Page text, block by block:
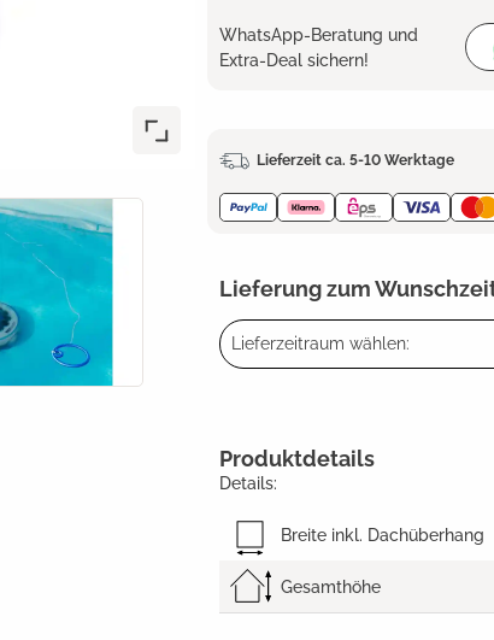
WhatsApp-Beratung und
Extra-Deal sichern!
Lieferzeit ca. 5-10 Werktage
Lieferung zum
Lieferzeitraum wählen:
Produktdetails
Details:
Breite inkl. Dachüberhang
Gesamthöhe